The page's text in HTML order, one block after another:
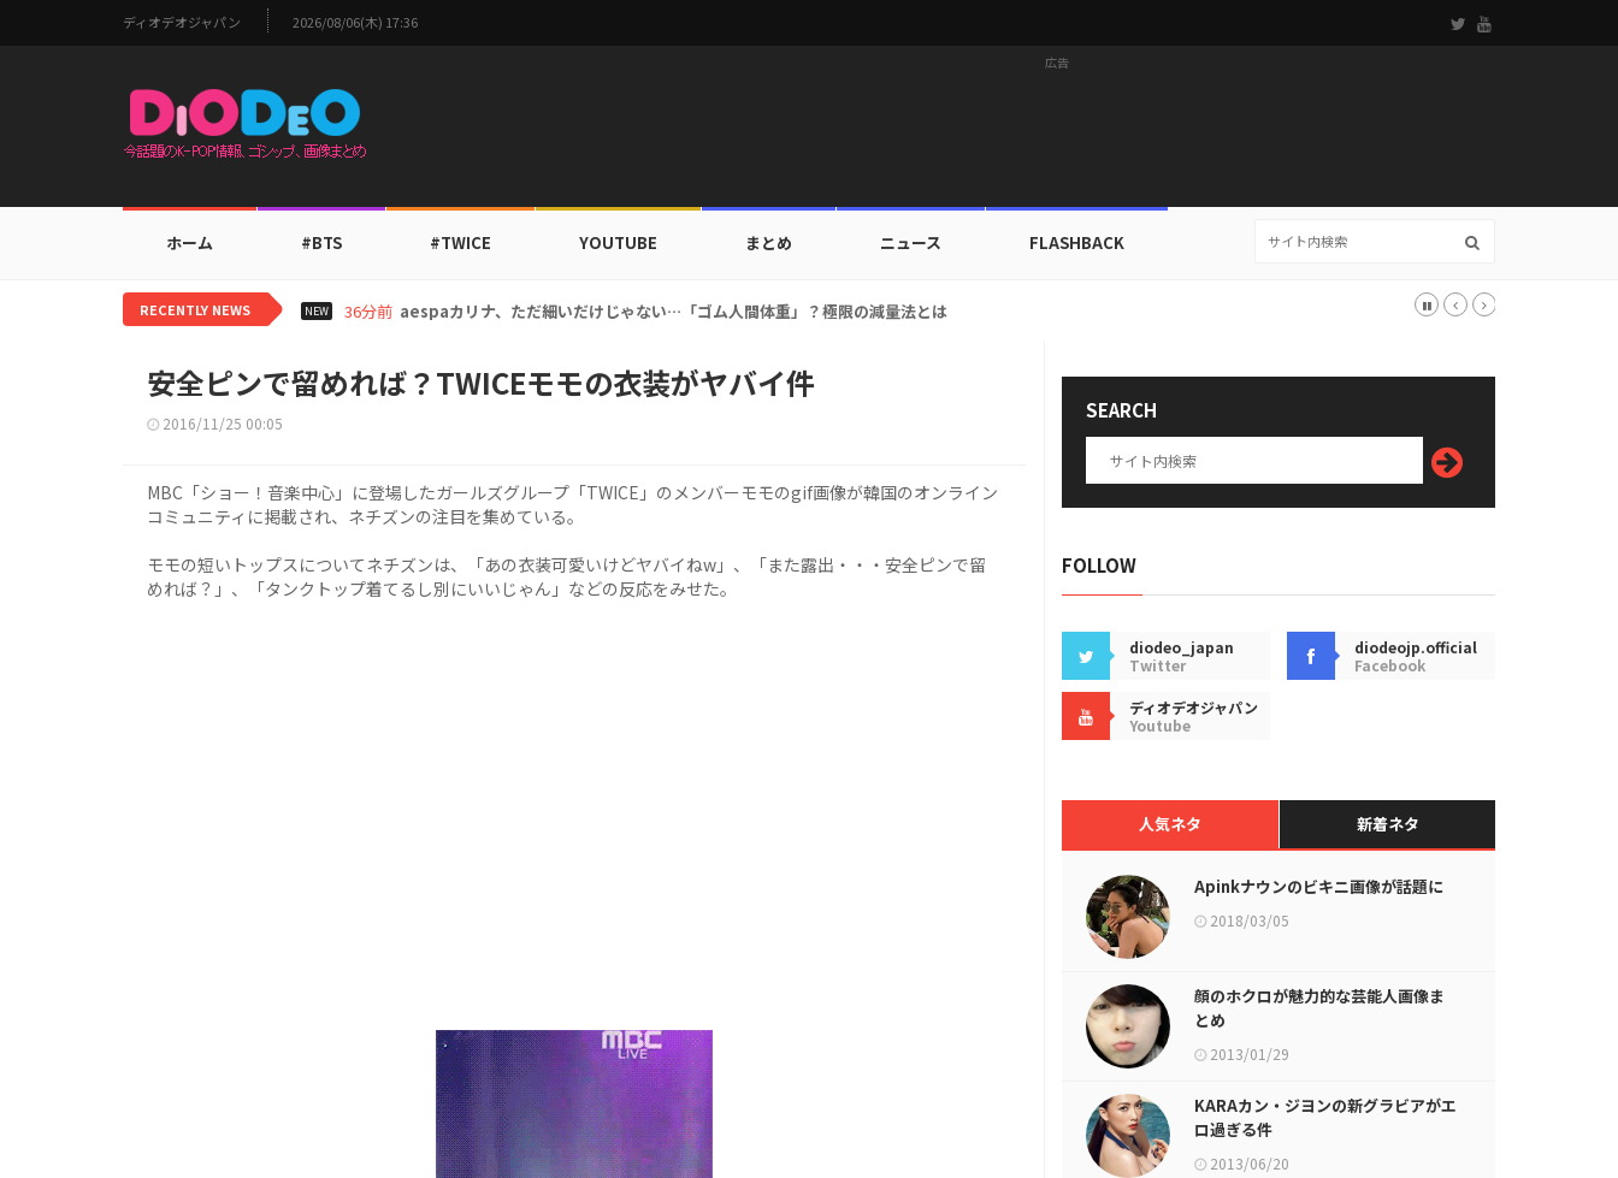
ディオデオジャパン 2026/08/06(木) 17:36
広告
ホーム #BTS #TWICE YOUTUBE まとめ ニュース FLASHBACK
RECENTLY NEWS NEW 3時間前 TWICEモモ、家族にワールドツアーの旅行費用全額サポート！22カ国・64都市以上
安全ピンで留めれば？TWICEモモの衣装がヤバイ件
2016/11/25 00:05
MBC「ショー！音楽中心」に登場したガールズグループ「TWICE」のメンバーモモのgif画像が韓国のオンライン
コミュニティに掲載され、ネチズンの注目を集めている。
モモの短いトップスについてネチズンは、「あの衣装可愛いけどヤバイねw」、「また露出・・・安全ピンで留
めれば？」、「タンクトップ着てるし別にいいじゃん」などの反応をみせた。
SEARCH
FOLLOW
diodeo_japan
Twitter
diodeojp.official
Facebook
ディオデオジャパン
Youtube
人気ネタ 新着ネタ
Apinkナウンのビキニ画像が話題に
2018/03/05
顔のホクロが魅力的な芸能人画像ま
とめ
2013/01/29
KARAカン・ジヨンの新グラビアがエ
ロ過ぎる件
2013/06/20